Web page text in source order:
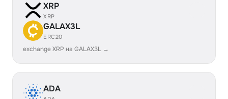
XRP
XRP
GALAX3L
ERC20
exchange XRP на GALAX3L →
ADA